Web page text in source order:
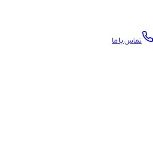
تماس با ما